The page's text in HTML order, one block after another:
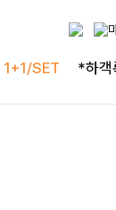
1+1/SET *하
완성되
은 원